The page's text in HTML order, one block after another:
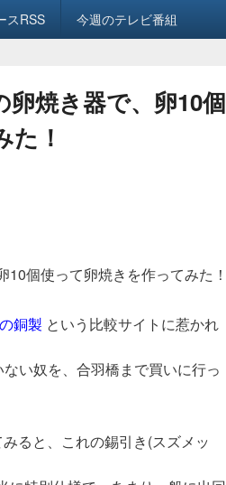
スRSS 今週のテレビ番組
焼き器で、卵10個
！
個使って卵焼きを作ってみた！
銅製 という比較サイトに惹かれ
い奴を、合羽橋まで買いに行っ
ると、これの錫引き(スズメッ